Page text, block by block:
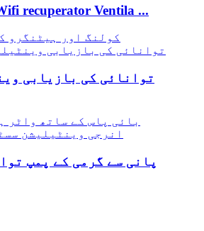
recuperator Ventila ...
توانائی کی بازیابی
پانی سے گرمی کے پمپ